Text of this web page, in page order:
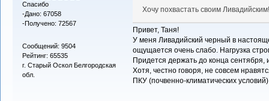
Спасибо
-Дано: 67058
-Получено: 72567
Сообщений: 9504
Рейтинг: 65535
г. Старый Оскол Белгородская
обл.
Хочу похвастать своим
Привет, Таня!
У меня Ливадийский черный в
ощущается очень слабо. Нагрузка
Придется держать до конца сентября,
Хотя, честно говоря, не совсем
ПКУ (почвенно-климатических